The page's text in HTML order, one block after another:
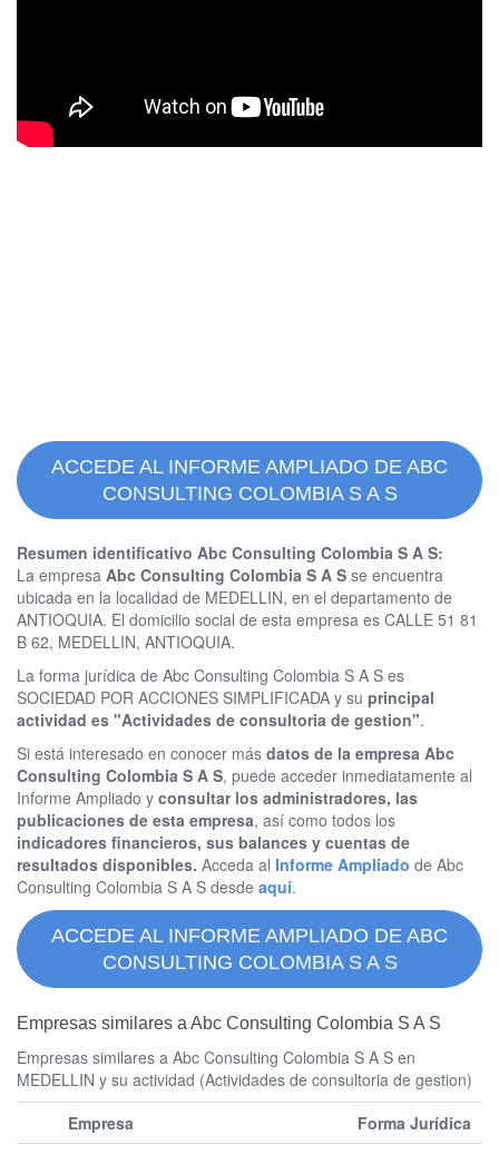
ACCEDE AL INFORME AMPLIADO DE ABC
CONSULTING COLOMBIA S A S
Resumen identificativo Abc Consulting Colombia S A S:
La empresa Abc Consulting Colombia S A S se encuentra
ubicada en la localidad de MEDELLIN, en el departamento de
ANTIOQUIA. El domicilio social de esta empresa es CALLE 51 81
B 62, MEDELLIN, ANTIOQUIA.
La forma jurídica de Abc Consulting Colombia S A S es
SOCIEDAD POR ACCIONES SIMPLIFICADA y su principal
actividad es "Actividades de consultoria de gestion".
Si está interesado en conocer más datos de la empresa Abc
Consulting Colombia S A S, puede acceder inmediatamente al
Informe Ampliado y consultar los administradores, las
publicaciones de esta empresa, así como todos los
indicadores financieros, sus balances y cuentas de
resultados disponibles. Acceda al Informe Ampliado de Abc
Consulting Colombia S A S desde aquí.
ACCEDE AL INFORME AMPLIADO DE ABC
CONSULTING COLOMBIA S A S
Empresas similares a Abc Consulting Colombia S A S
Empresas similares a Abc Consulting Colombia S A S en
MEDELLIN y su actividad (Actividades de consultoria de gestion)
Empresa
Forma Jurídica